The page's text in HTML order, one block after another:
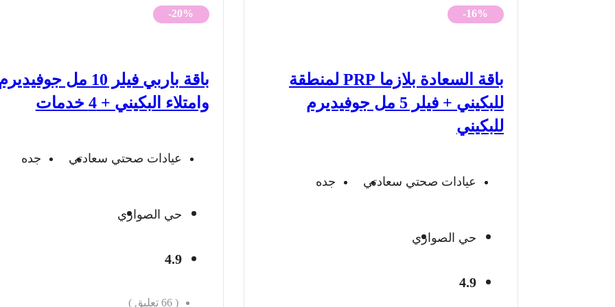
1,900 ريال. 1,593 ريال.
-16%
باقة السعادة بلازما PRP لمنطقة
للبكيني + فيلر 5 مل جوفيديرم
للبكيني
عيادات صحتي سعادتي جده
حي الصواري
4.9
3,880 ريال. 3,112 ريال.
-20%
باقة باربي فيلر 10 مل
وامتلاء البكيني + 4 خدمات
عيادات صحتي سعادتي جده
حي الصواري
4.9
(
66 تعليق )